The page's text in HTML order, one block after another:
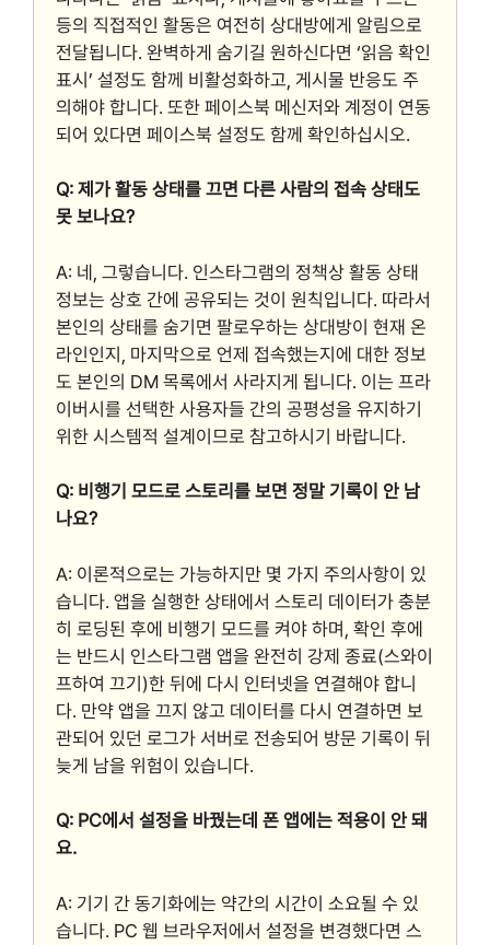
등의 직접적인 활동은 여전히 상대방에게 알림으로
전달됩니다. 완벽하게 숨기길 원하신다면 ‘읽음 확인
표시’ 설정도 함께 비활성화하고, 게시물 반응도 주
의해야 합니다. 또한 페이스북 메신저와 계정이 연동
되어 있다면 페이스북 설정도 함께 확인하십시오.
Q: 제가 활동 상태를 끄면 다른 사람의 접속 상태도
못 보나요?
A: 네, 그렇습니다. 인스타그램의 정책상 활동 상태
정보는 상호 간에 공유되는 것이 원칙입니다. 따라서
본인의 상태를 숨기면 팔로우하는 상대방이 현재 온
라인인지, 마지막으로 언제 접속했는지에 대한 정보
도 본인의 DM 목록에서 사라지게 됩니다. 이는 프라
이버시를 선택한 사용자들 간의 공평성을 유지하기
위한 시스템적 설계이므로 참고하시기 바랍니다.
Q: 비행기 모드로 스토리를 보면 정말 기록이 안 남
나요?
A: 이론적으로는 가능하지만 몇 가지 주의사항이 있
습니다. 앱을 실행한 상태에서 스토리 데이터가 충분
히 로딩된 후에 비행기 모드를 켜야 하며, 확인 후에
는 반드시 인스타그램 앱을 완전히 강제 종료(스와이
프하여 끄기)한 뒤에 다시 인터넷을 연결해야 합니
다. 만약 앱을 끄지 않고 데이터를 다시 연결하면 보
관되어 있던 로그가 서버로 전송되어 방문 기록이 뒤
늦게 남을 위험이 있습니다.
Q: PC에서 설정을 바꿨는데 폰 앱에는 적용이 안 돼
요.
A: 기기 간 동기화에는 약간의 시간이 소요될 수 있
습니다. PC 웹 브라우저에서 설정을 변경했다면 스